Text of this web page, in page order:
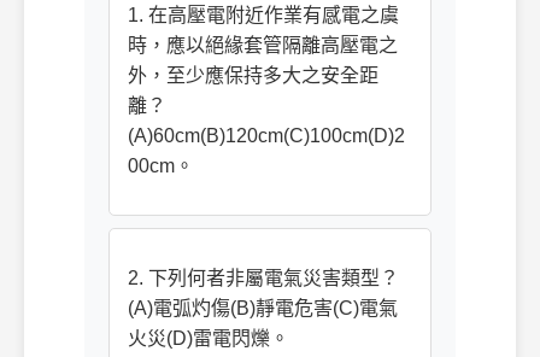
1. 在高壓電附近作業有感電之虞
時，應以絕緣套管隔離高壓電之
外，至少應保持多大之安全距
離？
(A)60cm(B)120cm(C)100cm(D)2
00cm。
2. 下列何者非屬電氣災害類型？
(A)電弧灼傷(B)靜電危害(C)電氣
火災(D)雷電閃爍。